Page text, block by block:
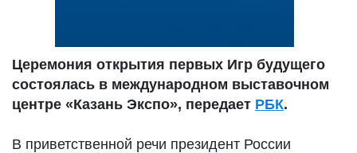
Церемония открытия первых Игр будущего
состоялась в международном выставочном
центре «Казань Экспо», передает РБК.
В приветственной речи президент России